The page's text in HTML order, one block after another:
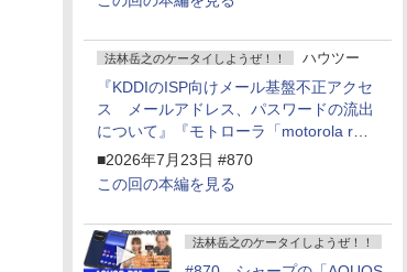
法林岳之のケータイしようぜ！！ ハウツー
『KDDIのISP向けメール基盤不正アクセ
ス メールアドレス、パスワードの流出
について』『モトローラ「motorola razr
fold」発表』『サムスン「Galaxy
Unpacked」開催』
■2026年7月23日 #870
この回の本編を見る
法林岳之のケータイしようぜ！！